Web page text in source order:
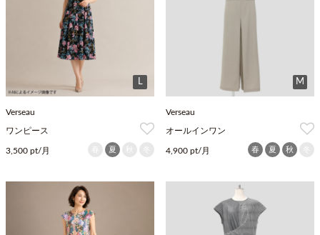
L
Verseau
ワンピース
3,500 pt/月 夏
M
Verseau
オールインワン
4,900 pt/月 春 夏 秋